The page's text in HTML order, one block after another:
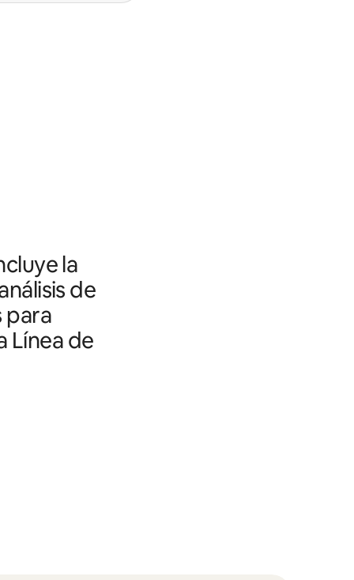
la
de
para
Línea de